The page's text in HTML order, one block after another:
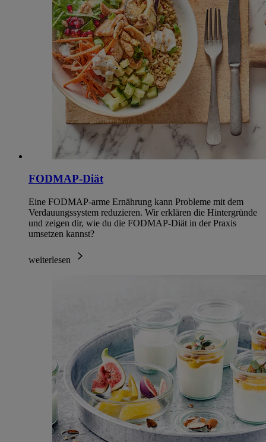
FODMAP-Diät
Eine FODMAP-arme Ernährung kann Probleme mit dem
Verdauungssystem reduzieren. Wir erklären die Hintergründe
und zeigen dir, wie du die FODMAP-Diät in der Praxis
umsetzen kannst?
weiterlesen